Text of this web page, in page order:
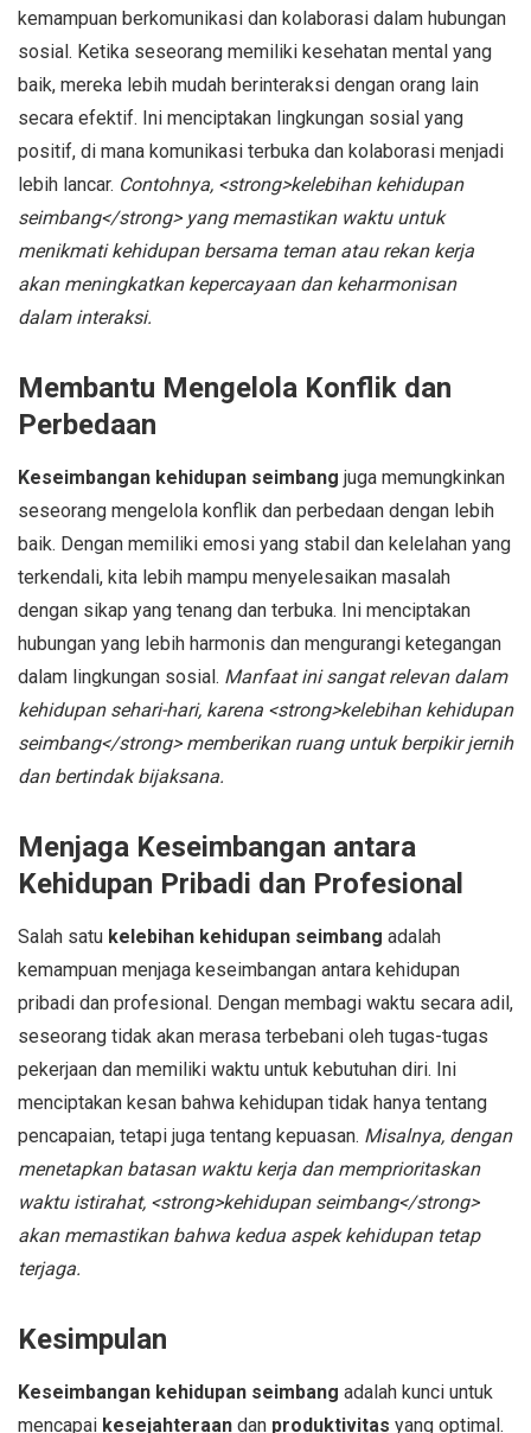
kemampuan berkomunikasi dan kolaborasi dalam hubungan
sosial. Ketika seseorang memiliki kesehatan mental yang
baik, mereka lebih mudah berinteraksi dengan orang lain
secara efektif. Ini menciptakan lingkungan sosial yang
positif, di mana komunikasi terbuka dan kolaborasi menjadi
lebih lancar. Contohnya, <strong>kelebihan kehidupan
seimbang</strong> yang memastikan waktu untuk
menikmati kehidupan bersama teman atau rekan kerja
akan meningkatkan kepercayaan dan keharmonisan
dalam interaksi.
Membantu Mengelola Konflik dan
Perbedaan
Keseimbangan kehidupan seimbang juga memungkinkan
seseorang mengelola konflik dan perbedaan dengan lebih
baik. Dengan memiliki emosi yang stabil dan kelelahan yang
terkendali, kita lebih mampu menyelesaikan masalah
dengan sikap yang tenang dan terbuka. Ini menciptakan
hubungan yang lebih harmonis dan mengurangi ketegangan
dalam lingkungan sosial. Manfaat ini sangat relevan dalam
kehidupan sehari-hari, karena <strong>kelebihan kehidupan
seimbang</strong> memberikan ruang untuk berpikir jernih
dan bertindak bijaksana.
Menjaga Keseimbangan antara
Kehidupan Pribadi dan Profesional
Salah satu kelebihan kehidupan seimbang adalah
kemampuan menjaga keseimbangan antara kehidupan
pribadi dan profesional. Dengan membagi waktu secara adil,
seseorang tidak akan merasa terbebani oleh tugas-tugas
pekerjaan dan memiliki waktu untuk kebutuhan diri. Ini
menciptakan kesan bahwa kehidupan tidak hanya tentang
pencapaian, tetapi juga tentang kepuasan. Misalnya, dengan
menetapkan batasan waktu kerja dan memprioritaskan
waktu istirahat, <strong>kehidupan seimbang</strong>
akan memastikan bahwa kedua aspek kehidupan tetap
terjaga.
Kesimpulan
Keseimbangan kehidupan seimbang adalah kunci untuk
mencapai kesejahteraan dan produktivitas yang optimal.